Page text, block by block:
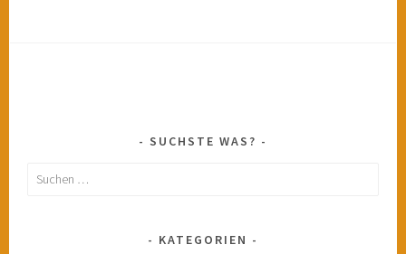
SUCHSTE WAS?
Suchen
KATEGORIEN